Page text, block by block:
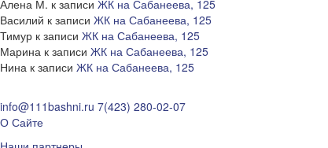
Алена М. к записи ЖК на Сабанеева, 125
Василий к записи ЖК на Сабанеева, 125
Тимур к записи ЖК на Сабанеева, 125
Марина к записи ЖК на Сабанеева, 125
Нина к записи ЖК на Сабанеева, 125
info@111bashni.ru 7(423) 280-02-07
О Сайте